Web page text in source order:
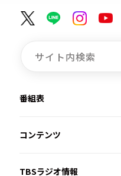
番組表
コンテンツ
TBSラジオ情報